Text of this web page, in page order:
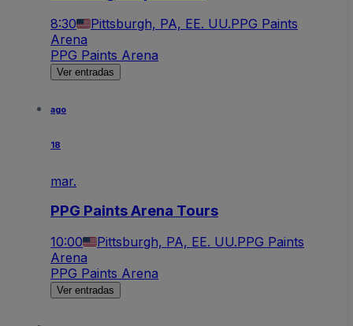
8:30 Pittsburgh, PA, EE. UU.PPG Paints
Arena
PPG Paints Arena
Ver entradas
ago
18
mar.
PPG Paints Arena Tours
10:00 Pittsburgh, PA, EE. UU.PPG Paints
Arena
PPG Paints Arena
Ver entradas